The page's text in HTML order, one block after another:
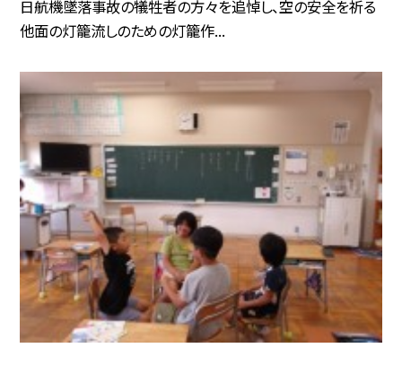
日航機墜落事故の犠牲者の方々を追悼し、空の安全を祈る
他面の灯籠流しのための灯籠作...